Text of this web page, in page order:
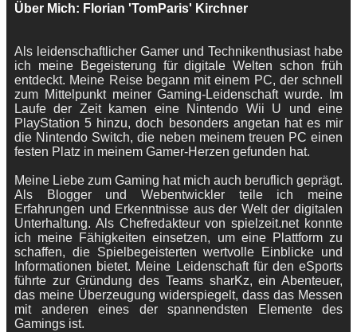
Über Mich: Florian 'TomParis' Kirchner
Als leidenschaftlicher Gamer und Technikenthusiast habe
ich meine Begeisterung für digitale Welten schon früh
entdeckt. Meine Reise begann mit einem PC, der schnell
zum Mittelpunkt meiner Gaming-Leidenschaft wurde. Im
Laufe der Zeit kamen eine Nintendo Wii U und eine
PlayStation 5 hinzu, doch besonders angetan hat es mir
die Nintendo Switch, die neben meinem treuen PC einen
festen Platz in meinem Gamer-Herzen gefunden hat.
Meine Liebe zum Gaming hat mich auch beruflich geprägt.
Als Blogger und Webentwickler teile ich meine
Erfahrungen und Erkenntnisse aus der Welt der digitalen
Unterhaltung. Als Chefredakteur von spielzeit.net konnte
ich meine Fähigkeiten einsetzen, um eine Plattform zu
schaffen, die Spielbegeisterten wertvolle Einblicke und
Informationen bietet. Meine Leidenschaft für den eSports
führte zur Gründung des Teams sharKz, ein Abenteuer,
das meine Überzeugung widerspiegelt, dass das Messen
mit anderen eines der spannendsten Elemente des
Gamings ist.